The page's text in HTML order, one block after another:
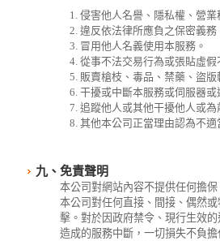
侵害他人名譽、隱私權、營
違反依法律所應負之保密義務
冒用他人名義使用本服務。
從事不法交易行為或張貼虛
販賣槍枝、毒品、禁藥、盜
干擾或中斷本服務或伺服器
追蹤他人或其他干擾他人或
其他本公司正當理由認為不適
九、免責聲明
本公司對網站內容不提供任何擔
本公司對任何直接、間接、偶然
擊。對於因政府禁令、現行生效
造成的服務中斷，一切損失不負